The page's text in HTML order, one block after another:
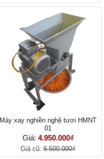
Máy xay nghiền nghệ tươi HMNT
01
Giá: 4.950.000₫
Giá cũ: 6.500.000₫